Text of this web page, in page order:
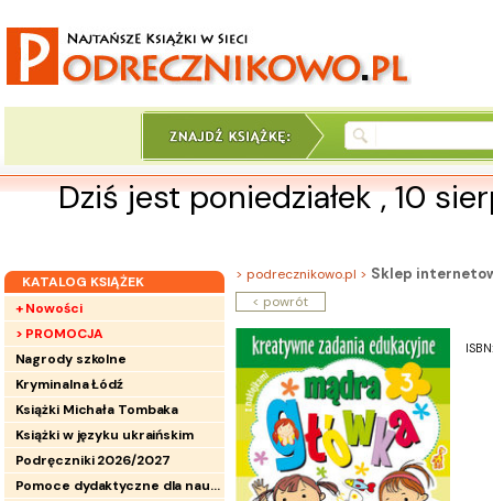
Dziś jest poniedziałek , 10
KATALOG KSIĄŻEK
+ Nowości
> PROMOCJA
Nagrody szkolne
Kryminalna Łódź
Książki Michała Tombaka
Książki w języku ukraińskim
Podręczniki 2026/2027
Pomoce dydaktyczne dla nauczycieli
> podrecznikowo.pl > Sklep
< powrót
ISBN: